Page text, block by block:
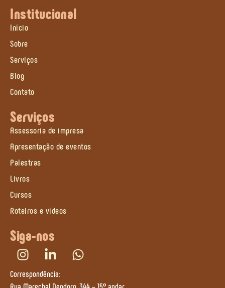
Institucional
Início
Sobre
Serviços
Blog
Contato
Serviços
Assessoria de impresa
Apresentação de eventos
Palestras
Livros
Cursos
Roteiros e vídeos
Siga-nos
Correspondência:
Rua Marechal Deodoro, 344 – 15º andar